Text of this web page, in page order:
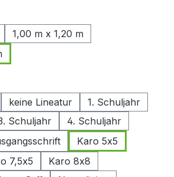
1,00 m x 1,20 m
keine Lineatur
1. Schuljahr
Schuljahr
4. Schuljahr
Karo 5x5
7,5x5
Karo 8x8